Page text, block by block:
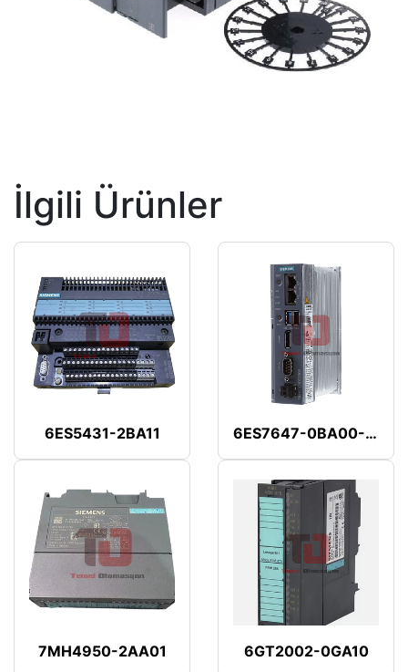
İlgili Ürünler
6ES5431-2BA11 6ES7647-0BA00-1YA2
7MH4950-2AA01 6GT2002-0GA10